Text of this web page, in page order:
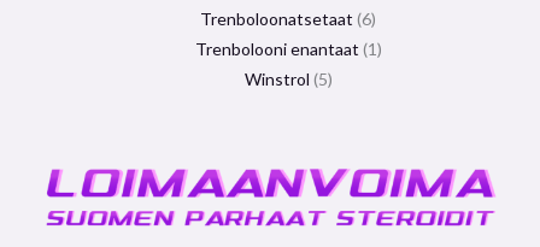
Trenboloonatsetaat 6
Trenbolooni enantaat 1
Winstrol 5